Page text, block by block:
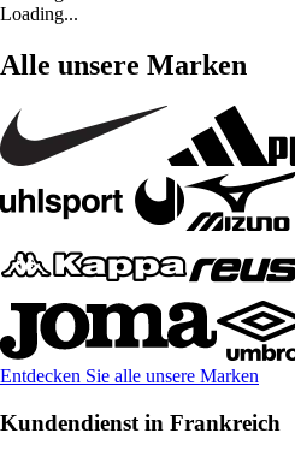
Loading...
Alle unsere Marken
Entdecken Sie alle unsere Marken
Kundendienst in Frankreich